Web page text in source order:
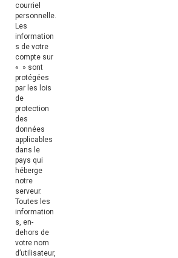
courriel
personnelle.
Les
information
s de votre
compte sur
« » sont
protégées
par les lois
de
protection
des
données
applicables
dans le
pays qui
héberge
notre
serveur.
Toutes les
information
s, en-
dehors de
votre nom
d’utilisateur,